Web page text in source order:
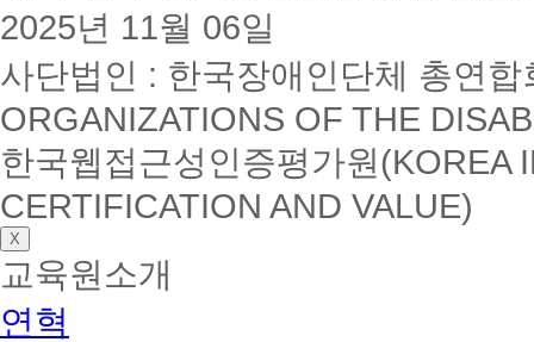
2025년 11월 06일
사단법인 : 한국장애인단체 총연
ORGANIZATIONS OF THE
한국웹접근성인증평가원(KOREA
CERTIFICATION AND VALUE)
X
교육원소개
연혁